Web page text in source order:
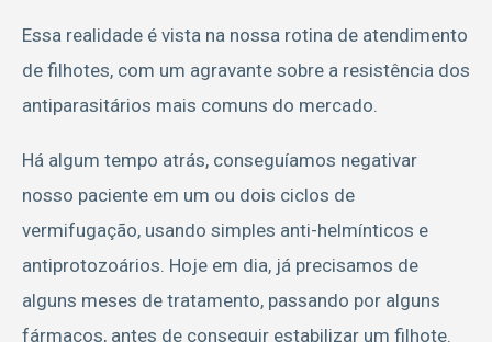
Essa realidade é vista na nossa rotina de atendimento
de filhotes, com um agravante sobre a resistência dos
antiparasitários mais comuns do mercado.
Há algum tempo atrás, conseguíamos negativar
nosso paciente em um ou dois ciclos de
vermifugação, usando simples anti-helmínticos e
antiprotozoários. Hoje em dia, já precisamos de
alguns meses de tratamento, passando por alguns
fármacos, antes de conseguir estabilizar um filhote.